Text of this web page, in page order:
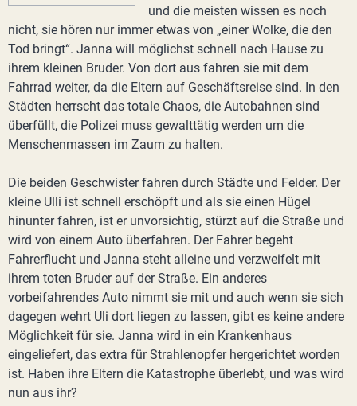
und die meisten wissen es noch
nicht, sie hören nur immer etwas von „einer Wolke, die den
Tod bringt“. Janna will möglichst schnell nach Hause zu
ihrem kleinen Bruder. Von dort aus fahren sie mit dem
Fahrrad weiter, da die Eltern auf Geschäftsreise sind. In den
Städten herrscht das totale Chaos, die Autobahnen sind
überfüllt, die Polizei muss gewalttätig werden um die
Menschenmassen im Zaum zu halten.
Die beiden Geschwister fahren durch Städte und Felder. Der
kleine Ulli ist schnell erschöpft und als sie einen Hügel
hinunter fahren, ist er unvorsichtig, stürzt auf die Straße und
wird von einem Auto überfahren. Der Fahrer begeht
Fahrerflucht und Janna steht alleine und verzweifelt mit
ihrem toten Bruder auf der Straße. Ein anderes
vorbeifahrendes Auto nimmt sie mit und auch wenn sie sich
dagegen wehrt Uli dort liegen zu lassen, gibt es keine andere
Möglichkeit für sie. Janna wird in ein Krankenhaus
eingeliefert, das extra für Strahlenopfer hergerichtet worden
ist. Haben ihre Eltern die Katastrophe überlebt, und was wird
nun aus ihr?